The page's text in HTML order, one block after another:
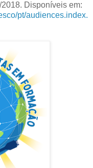
Disponíveis em:
pt/audiences.index.